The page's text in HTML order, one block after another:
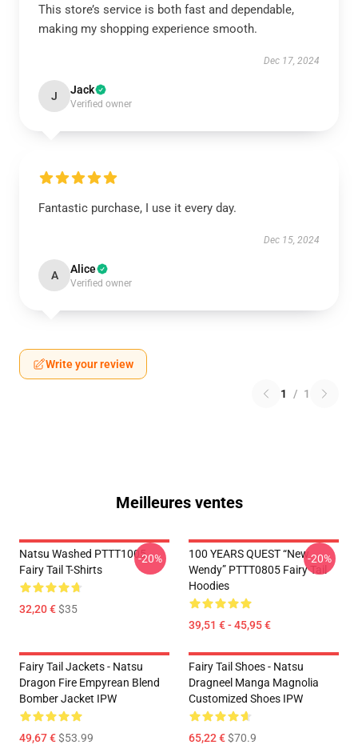
This store’s service is both fast and dependable,
making my shopping experience smooth.
Dec 17, 2024
J Jack
Verified owner
Fantastic purchase, I use it every day.
Dec 15, 2024
A Alice
Verified owner
Write your review
1 / 1
Meilleures ventes
Natsu Washed PTTT1005
Fairy Tail T-Shirts
32,20 €$35
-20%
100 YEARS QUEST “New
Wendy” PTTT0805 Fairy Tail
Hoodies
39,51 € - 45,95 €
-20%
Fairy Tail Jackets - Natsu
Dragon Fire Empyrean Blend
Bomber Jacket IPW
49,67 €$53.99
Fairy Tail Shoes - Natsu
Dragneel Manga Magnolia
Customized Shoes IPW
65,22 €$70.9